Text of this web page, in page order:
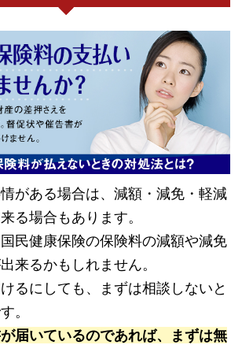
がある場合は、減額・減免・軽減
る場合もあります。
民健康保険の保険料の減額や減免
来るかもしれません。
るにしても、まずは相談しないと
。
届いているのであれば、まずは無